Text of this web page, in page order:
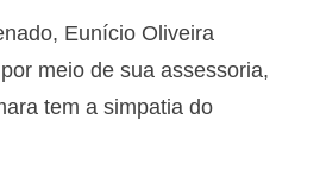
Eunício Oliveira
meio de sua assessoria,
tem a simpatia do